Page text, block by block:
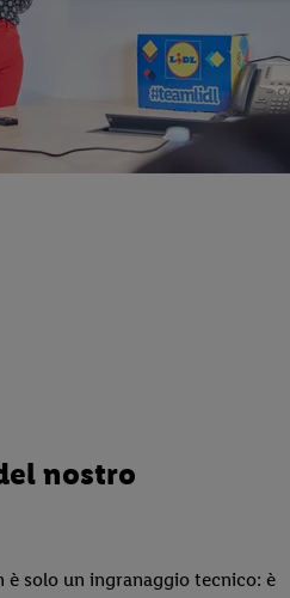
nostro
è solo un ingranaggio tecnico: è